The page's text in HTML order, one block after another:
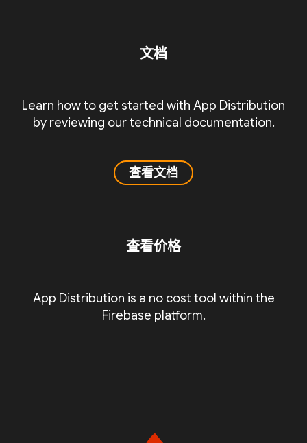
文档
Learn how to get started with App Distribution
by reviewing our technical documentation.
查看文档
查看价格
App Distribution is a no cost tool within the
Firebase platform.